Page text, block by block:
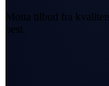
Motta tilbud fra
best.